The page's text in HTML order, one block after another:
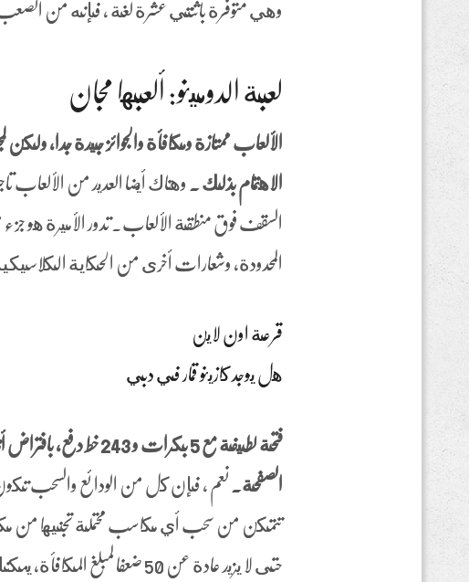
وهي متوفرة باثنتي عشرة لغة ، فإنه من
لعبة الدومينو: ألعبها مجان
الألعاب ممتازة ومكافأة والجوائز جيدة جدا,
الاهتمام بذلك . وهناك أيضا العديد من الألعاب
السقف فوق منطقة الألعاب. تدور الأميرة هو
المحدودة، وشعارات أخرى من الحكاية
قرعة اون لاين
هل يوجد كازينو قمار في دبي
فتحة لطيفة مع 5
الصفحة. نعم ، فإن كل من الودائع والسحب
حتى لا يزيد عادة عن 50 ضعفا لمبلغ المكافأة، يمكنك إدخاله بعد ذلك.